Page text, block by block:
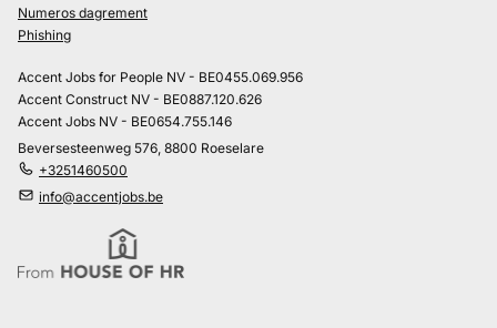
Numeros dagrement
Phishing
Accent Jobs for People NV - BE0455.069.956
Accent Construct NV - BE0887.120.626
Accent Jobs NV - BE0654.755.146
Beversesteenweg 576, 8800 Roeselare
+3251460500
info@accentjobs.be